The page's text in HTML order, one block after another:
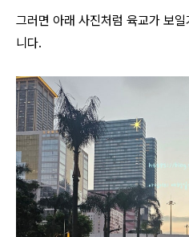
그러면 아래 사진처럼 육교가 보
니다.